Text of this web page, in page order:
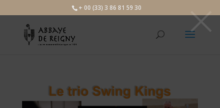
×
+ 00 (33) 3 86 81 59 30